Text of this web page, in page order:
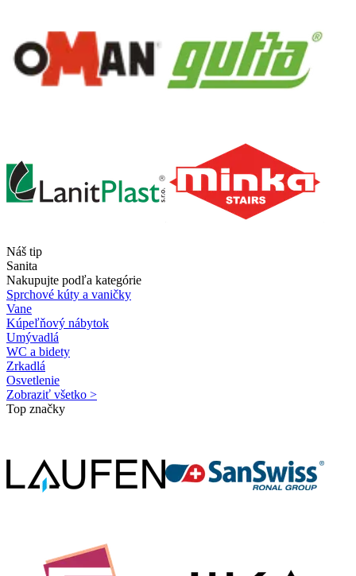
Náš tip
Sanita
Nakupujte podľa kategórie
Sprchové kúty a vaničky
Vane
Kúpeľňový nábytok
Umývadlá
WC a bidety
Zrkadlá
Osvetlenie
Zobraziť všetko >
Top značky